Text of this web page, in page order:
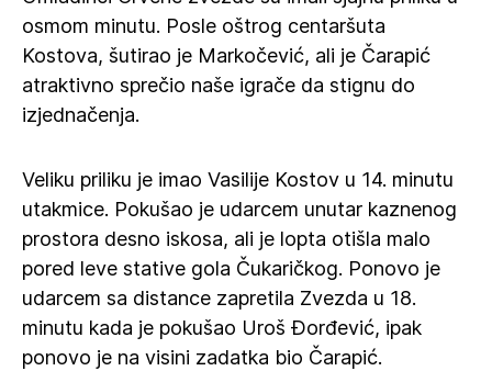
osmom minutu. Posle oštrog centaršuta
Kostova, šutirao je Markočević, ali je Čarapić
atraktivno sprečio naše igrače da stignu do
izjednačenja.
Veliku priliku je imao Vasilije Kostov u 14. minutu
utakmice. Pokušao je udarcem unutar kaznenog
prostora desno iskosa, ali je lopta otišla malo
pored leve stative gola Čukaričkog. Ponovo je
udarcem sa distance zapretila Zvezda u 18.
minutu kada je pokušao Uroš Đorđević, ipak
ponovo je na visini zadatka bio Čarapić.